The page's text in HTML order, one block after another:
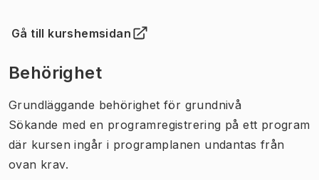
Gå till kurshemsidan
(Öppnas i ny flik)
Behörighet
Grundläggande behörighet för grundnivå
Sökande med en programregistrering på ett program
där kursen ingår i programplanen undantas från
ovan krav.